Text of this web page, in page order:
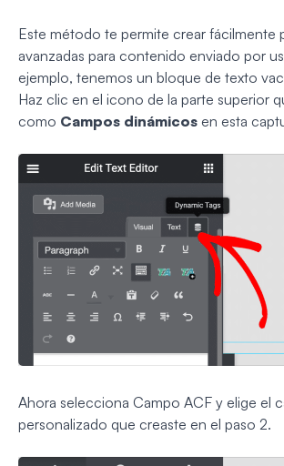
Este método te permite crear fácilmente
avanzadas para contenido enviado por
ejemplo, tenemos un bloque de texto
Haz clic en el icono de la parte superior
como Campos dinámicos en esta
Ahora selecciona Campo ACF y elige el
personalizado que creaste en el paso 2.